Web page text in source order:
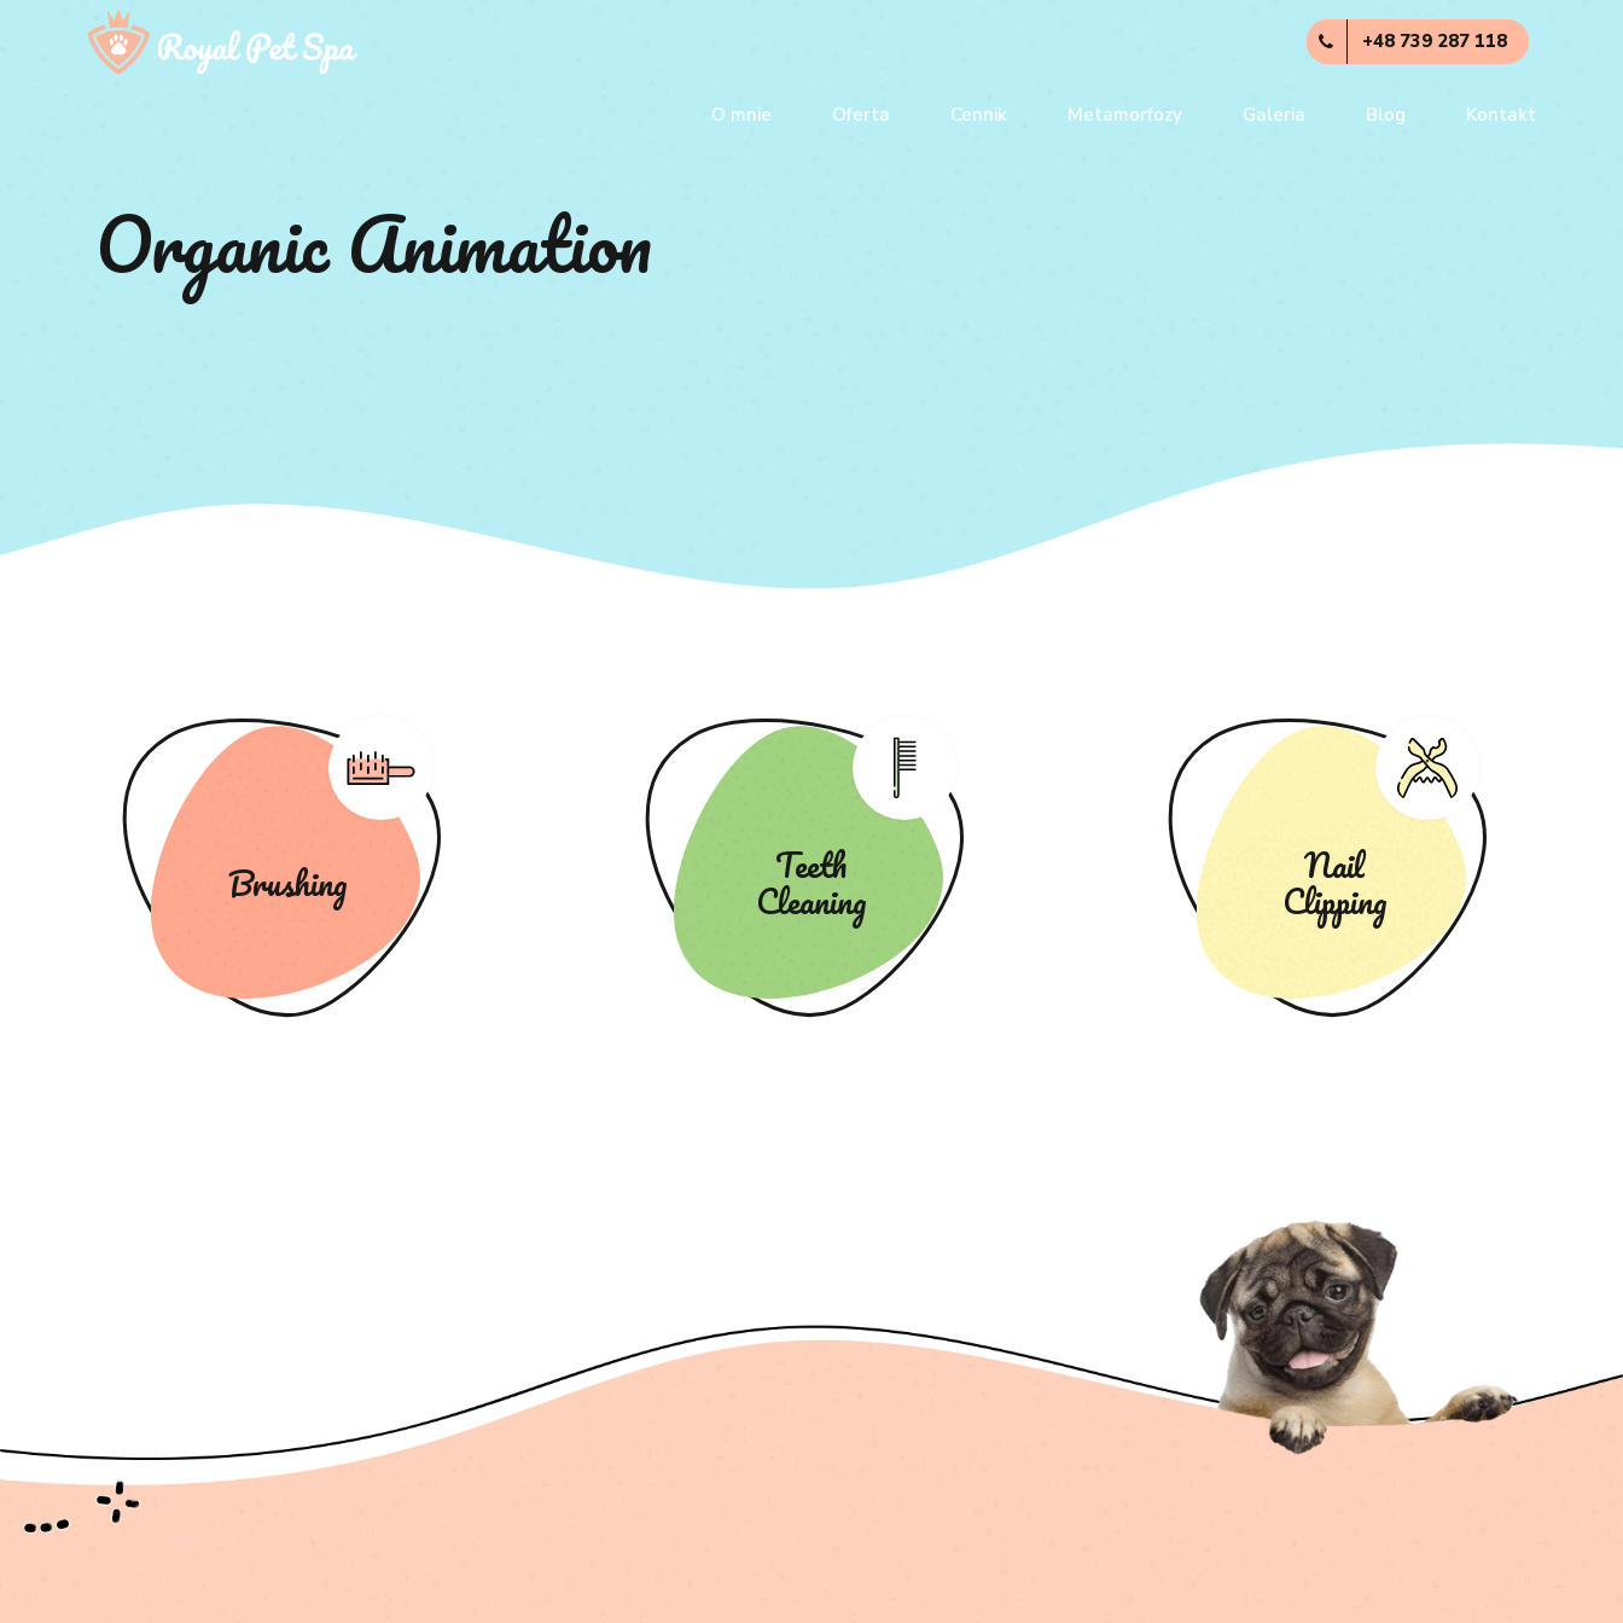
+48 739 287 118
O mnie Oferta Cennik Metamorfozy Galeria Blog Kontakt
Organic Animation
Brushing Teeth
Cleaning
Nail
Clipping